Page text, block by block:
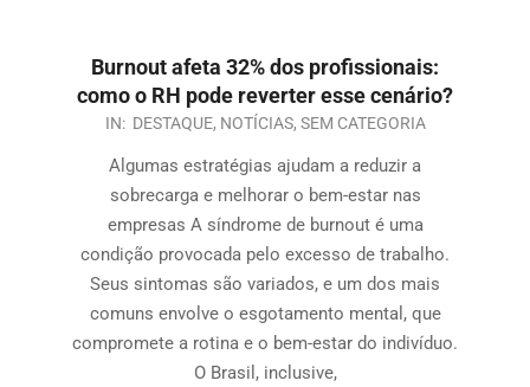
Burnout afeta 32% dos profissionais:
como o RH pode reverter esse cenário?
IN: DESTAQUE, NOTÍCIAS, SEM CATEGORIA
Algumas estratégias ajudam a reduzir a
sobrecarga e melhorar o bem-estar nas
empresas A síndrome de burnout é uma
condição provocada pelo excesso de trabalho.
Seus sintomas são variados, e um dos mais
comuns envolve o esgotamento mental, que
compromete a rotina e o bem-estar do indivíduo.
O Brasil, inclusive,